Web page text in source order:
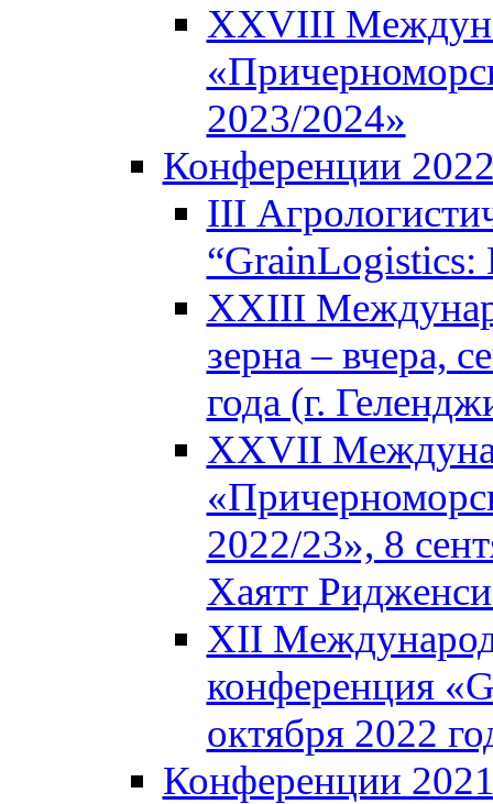
XXVIII
2023/2024»
Конференции
III
“GrainLogistics:
XXIII
зерна – вчера,
года (г.
XXVII
2022/23», 8
Хаятт
XII
конференция
октября 2022
Конференции